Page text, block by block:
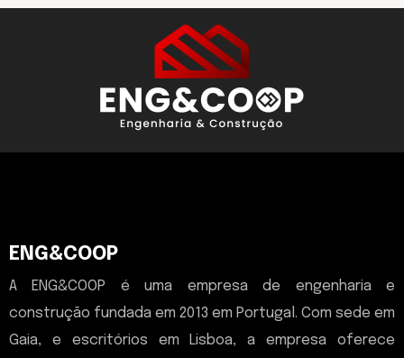
ENG&COOP
A ENG&COOP é uma empresa de engenharia e
construção fundada em 2013 em Portugal. Com sede em
Gaia, e escritórios em Lisboa, a empresa oferece